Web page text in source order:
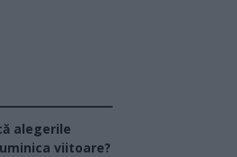
alegerile
viitoare?